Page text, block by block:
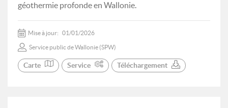
géothermie profonde en Wallonie.
Mise à jour: 01/01/2026
Service public de Wallonie (SPW)
Carte Service Téléchargement